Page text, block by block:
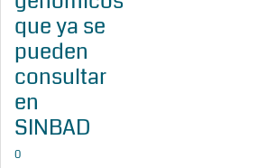
que ya se
pueden
consultar
en
SINBAD
0